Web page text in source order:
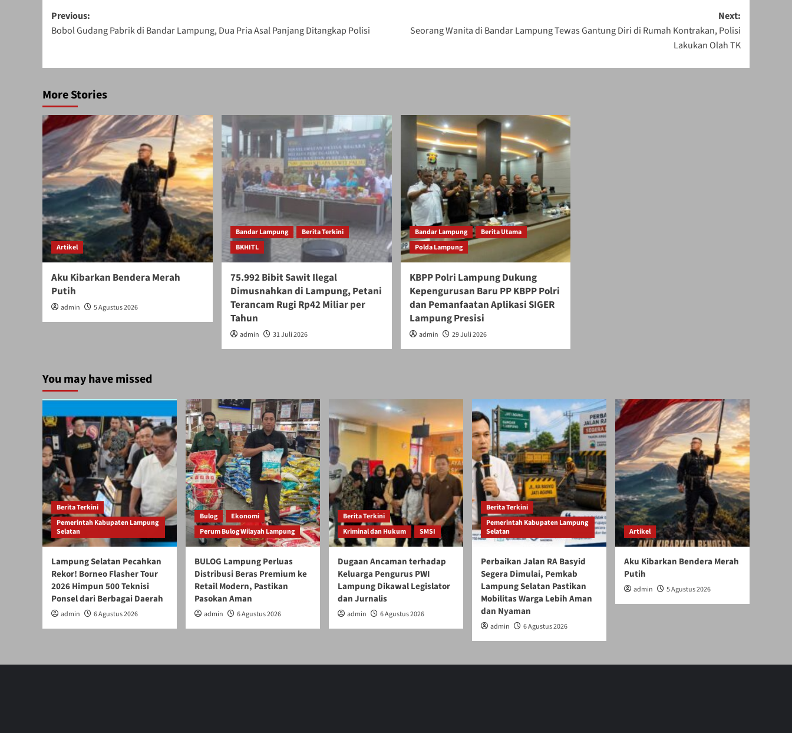
Post
navigation
Previous:
Bobol Gudang Pabrik di Bandar Lampung, Dua Pria Asal Panjang Ditangkap Polisi
Next:
Seorang Wanita di Bandar Lampung Tewas Gantung Diri di Rumah Kontrakan, Polisi
Lakukan Olah TK
More Stories
Artikel
Aku Kibarkan Bendera Merah
Putih
admin 5 Agustus 2026
Bandar Lampung
Berita Terkini
BKHITL
75.992 Bibit Sawit Ilegal
Dimusnahkan di Lampung, Petani
Terancam Rugi Rp42 Miliar per
Tahun
admin 31 Juli 2026
Bandar Lampung
Berita Utama
Polda Lampung
KBPP Polri Lampung Dukung
Kepengurusan Baru PP KBPP Polri
dan Pemanfaatan Aplikasi SIGER
Lampung Presisi
admin 29 Juli 2026
You may have missed
Berita Terkini
Pemerintah Kabupaten Lampung
Selatan
Lampung Selatan Pecahkan
Rekor! Borneo Flasher Tour
2026 Himpun 500 Teknisi
Ponsel dari Berbagai Daerah
admin 6 Agustus 2026
Bulog
Ekonomi
Perum Bulog Wilayah Lampung
BULOG Lampung Perluas
Distribusi Beras Premium ke
Retail Modern, Pastikan
Pasokan Aman
admin 6 Agustus 2026
Berita Terkini
Kriminal dan Hukum
SMSI
Dugaan Ancaman terhadap
Keluarga Pengurus PWI
Lampung Dikawal Legislator
dan Jurnalis
admin 6 Agustus 2026
Berita Terkini
Pemerintah Kabupaten Lampung
Selatan
Perbaikan Jalan RA Basyid
Segera Dimulai, Pemkab
Lampung Selatan Pastikan
Mobilitas Warga Lebih Aman
dan Nyaman
admin 6 Agustus 2026
Artikel
Aku Kibarkan Bendera Merah
Putih
admin 5 Agustus 2026